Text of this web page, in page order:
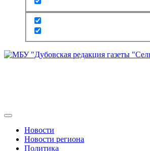
Новости
Новости региона
Политика